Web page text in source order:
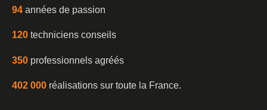
94 années de passion
120 techniciens conseils
350 professionnels agréés
402 000 réalisations sur toute la France.